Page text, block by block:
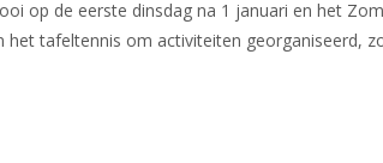
op de eerste dinsdag na 1 januari en het
tafeltennis om activiteiten georganiseerd,